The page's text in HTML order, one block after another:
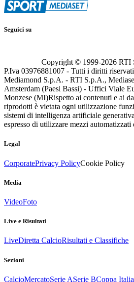
Seguici su
Copyright © 1999-2026 RTI
P.Iva 03976881007 - Tutti i diritti
Mediamond S.p.A. - RTI S.p.A.,
Amsterdam (Paesi Bassi) - Uffici Viale
Monzese (MI)Rispetto ai contenuti e ai
riprodotti è vietata ogni utilizzazione
sistemi di intelligenza artificiale
espresso di utilizzare mezzi automatizzati
Legal
CorporatePrivacy PolicyCookie Policy
Media
VideoFoto
Live e Risultati
LiveDiretta CalcioRisultati e Classifiche
Sezioni
CalcioMercatoSerie ASerie BCoppa Italia